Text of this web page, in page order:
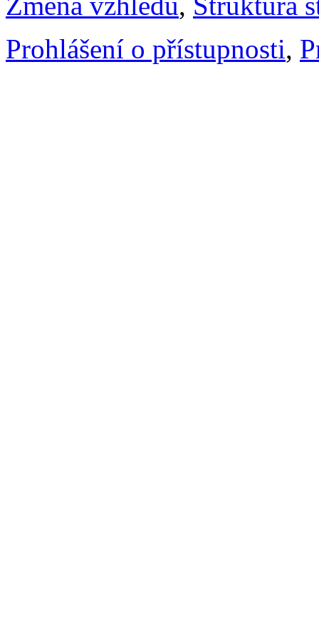
Prohlášení o přístupnosti,